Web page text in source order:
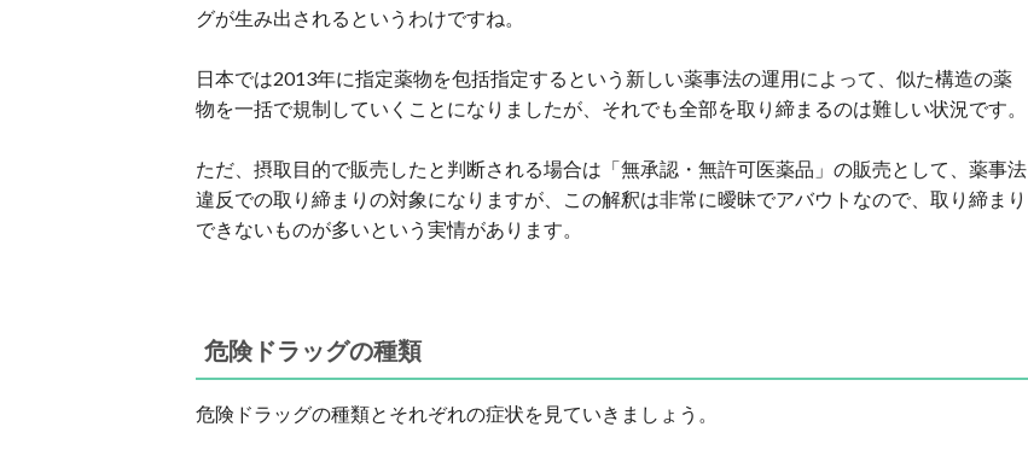
グが生み出されるというわけですね。
日本では2013年に指定薬物を包括指定するという新しい薬事法の運用によって、似た構造の薬
物を一括で規制していくことになりましたが、それでも全部を取り締まるのは難しい状況です。
ただ、摂取目的で販売したと判断される場合は「無承認・無許可医薬品」の販売として、薬事法
違反での取り締まりの対象になりますが、この解釈は非常に曖昧でアバウトなので、取り締まり
できないものが多いという実情があります。
危険ドラッグの種類
危険ドラッグの種類とそれぞれの症状を見ていきましょう。